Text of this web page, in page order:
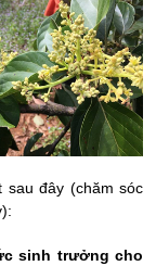
sau đây (chăm sóc
sinh trưởng cho